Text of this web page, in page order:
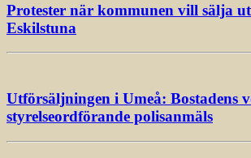
Protester när kommunen vill sälja
Eskilstuna
Utförsäljningen i Umeå: Bostadens
styrelseordförande polisanmäls